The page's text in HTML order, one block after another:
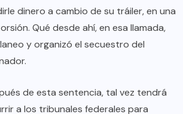
dinero a cambio de su tráiler, en una
Qué desde ahí, en esa llamada,
y organizó el secuestro del
de esta sentencia, tal vez tendrá
a los tribunales federales para